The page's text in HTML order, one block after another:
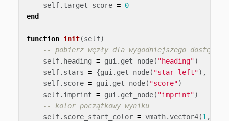
self. target_score = 0
end
function init(self)
-- pobierz węzły dla wygodniejszego dostępu
self. heading = gui . get_node( "heading")
self. stars = {gui . get_node( "star_left"),
self. score = gui . get_node( "score")
self. imprint = gui . get_node( "imprint")
-- kolor początkowy wyniku
self. score_start_color = vmath.vector4(1 ,